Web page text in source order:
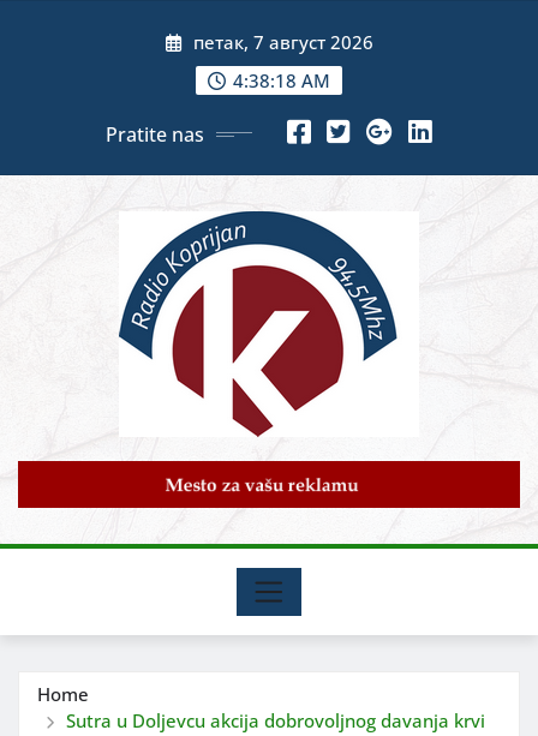
петак, 7 август 2026
4:38:20 AM
Pratite nas
Home
Sutra u Doljevcu akcija dobrovoljnog davanja krvi